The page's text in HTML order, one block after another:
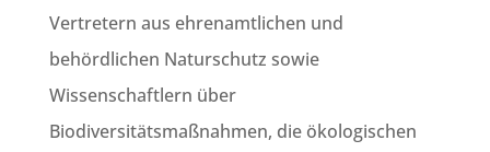
Vertretern aus ehrenamtlichen und
behördlichen Naturschutz sowie
Wissenschaftlern über
Biodiversitätsmaßnahmen, die ökologischen